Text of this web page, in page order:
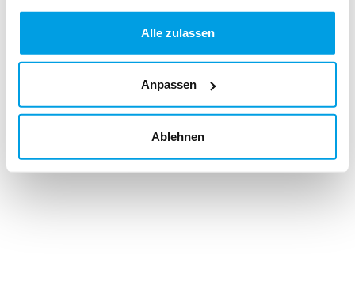
Alle zulassen
Anpassen
Ablehnen